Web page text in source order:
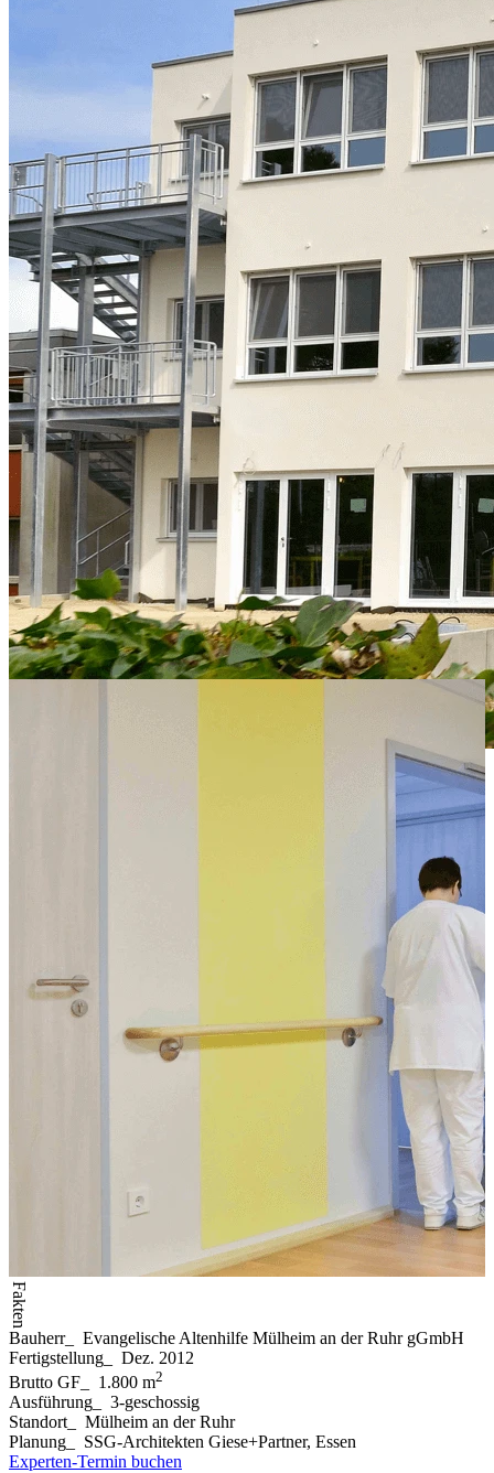
Pflegeheim Ruhrblick in Mülheim
Projekt-Info
In unmittelbarer Nähe zum Ruhrufer idyllisch gelegen führt die
evangelische Altenhilfe Mülheim ein Pflegeheim für alte Menschen.
Aber nicht nur die Lage ist für den überregional sehr guten Ruf der
Einrichtung verantwortlich. Das innovative Pflege-Konzept hat die
Einrichtung so beliebt gemacht und sorgt für ein kontinuierlich
volles Haus. Notwendige Modernisierungen sind dennoch
unausweichlich geworden. Eins der beiden Gebäude aus den 70er
Jahren kann nicht mehr adäquat renoviert werden. Mit dem
Bestandsrückbau und Neubau der insgesamt 30 neuen
Seniorenzimmer in Modulbauweise
stellt der Betreiber eine
erheblich verkürzte Bauzeit sicher und verringert damit die
Beeinträchtigung der Bewohner auf ein Minimum.
Innen
Fakten
Bauherr_
Evangelische Altenhilfe Mülheim an der Ruhr gGmbH
Fertigstellung
Dez. 2012
Brutto GF
1.800 m2
Ausführung
3-geschossig
Standort
Mülheim an der Ruhr
Planung
SSG-Architekten Giese+Partner, Essen
Experten-Termin buchen